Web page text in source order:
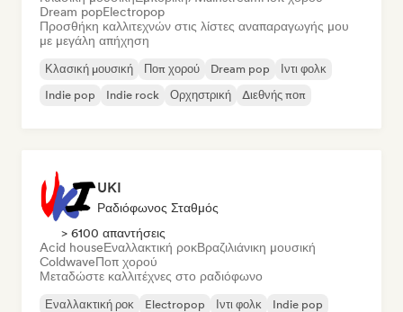
Dream popElectropop
Προσθήκη καλλιτεχνών στις λίστες αναπαραγωγής μου
με μεγάλη απήχηση
Κλασική μουσική Ποπ χορού Dream pop
Ιντι φολκ
Indie pop
Indie rock Ορχηστρική Διεθνής ποπ
UKI
Ραδιόφωνος Σταθμός
> 6100 απαντήσεις
Acid houseΕναλλακτική ροκΒραζιλιάνικη μουσική
ColdwaveΠοπ χορού
Μεταδώστε καλλιτέχνες στο ραδιόφωνο
Εναλλακτική ροκ Electropop Ιντι φολκ
Indie pop